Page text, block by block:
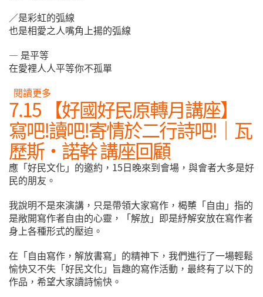
／是彩虹的弧線
也是相愛之人嘴角上揚的弧線
— 是平等
在愛裡人人平等你不孤單
閱讀更多
於二行詩吧!｜瓦歷斯·諾幹 講座隨寫心得／黃小奈
好民文化行動協會理事
7.15 【好國好民原轉月講座】
寫吧!讀吧!寄情於二行詩吧!｜瓦
歷斯·諾幹 講座回顧
應「好民文化」的邀約，15日晚來到會場，與會者大多是好
民的朋友。
我說明不是來演講，只是帶領大家寫作，楬櫫「自由」指的
是敞開寫作者自由的心靈，「解放」即是紓解安放在寫作者
身上各種形式的壓迫。
在「自由寫作，解放書寫」的精神下，我們進行了一場輕鬆
愉快又不失「好民文化」旨趣的寫作活動，最終有了以下的
作品，希望大家讀詩愉快。